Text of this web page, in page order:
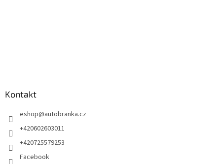
Kontakt
eshop@autobranka.cz
+420602603011
+420725579253
Facebook